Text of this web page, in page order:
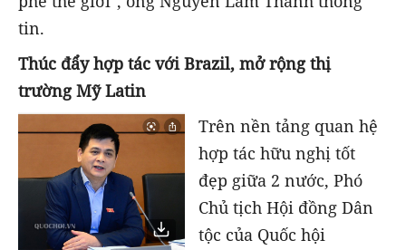
tin.
Thúc đẩy hợp tác với Brazil, mở rộng thị
trường Mỹ Latin
Trên nền tảng quan hệ
hợp tác hữu nghị tốt
đẹp giữa 2 nước, Phó
Chủ tịch Hội đồng Dân
tộc của Quốc hội